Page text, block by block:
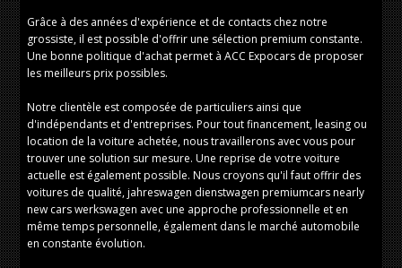
Grâce à des années d'expérience et de contacts chez notre
grossiste, il est possible d'offrir une sélection premium constante.
Une bonne politique d'achat permet à ACC Expocars de proposer
les meilleurs prix possibles.
Notre clientèle est composée de particuliers ainsi que
d'indépendants et d'entreprises. Pour tout financement, leasing ou
location de la voiture achetée, nous travaillerons avec vous pour
trouver une solution sur mesure. Une reprise de votre voiture
actuelle est également possible. Nous croyons qu'il faut offrir des
voitures de qualité, jahreswagen dienstwagen premiumcars nearly
new cars werkswagen avec une approche professionnelle et en
même temps personnelle, également dans le marché automobile
en constante évolution.